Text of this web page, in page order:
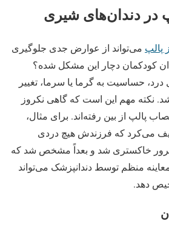
در دندان‌های شیری
پالپ می‌تواند از عوارض جدی جلوگیری
کودکمان دچار این مشکل شده؟
حساسیت به گرما یا سرما، تغییر
نکته مهم این است که گاهی نکروز
پالپ از بین رفته‌اند. برای مثال،
می‌کرد که فرزندش هیچ دردی
مرور خاکستری شد و بعداً مشخص شد که
منظم توسط دندانپزشک می‌تواند
دهد.